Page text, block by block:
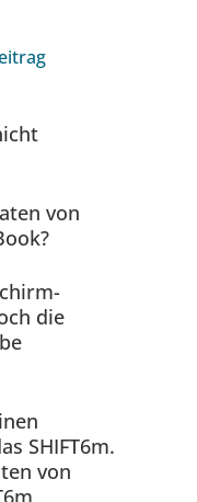
von
die
SHIFT6m.
von